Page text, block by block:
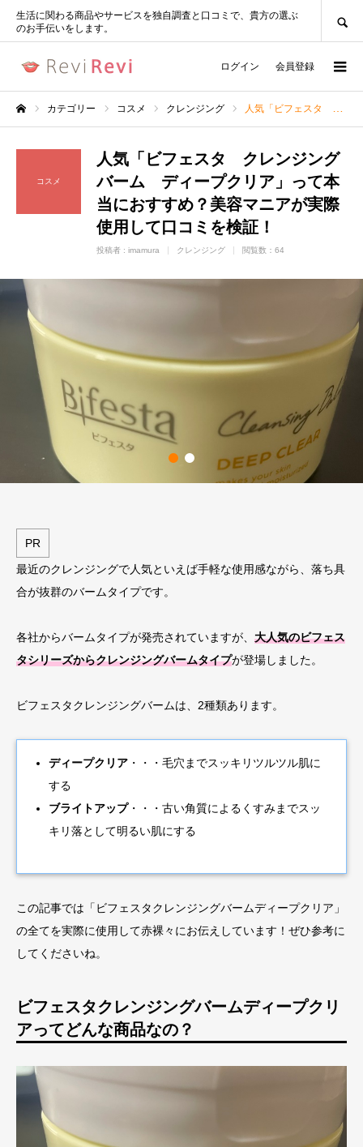
生活に関わる商品やサービスを独自調査と口コミで、貴方の選ぶ
のお手伝いをします。
ログイン 会員登録
カテゴリー コスメ クレンジング 人気「​ビフェスタ クレンジングバーム ディープクリア」って本当におすすめ？美容マニアが実際使用して口コミを検証！
コスメ
人気「​ビフェスタ クレンジング
バーム ディープクリア」って本
当におすすめ？美容マニアが実際
使用して口コミを検証！
投稿者 : imamura クレンジング 閲覧数：64
PR
最近のクレンジングで人気といえば手軽な使用感ながら、落ち具
合が抜群のバームタイプです。
各社からバームタイプが発売されていますが、 大人気のビフェス
タシリーズからクレンジングバームタイプが登場しました。
ビフェスタクレンジングバームは、2種類あります。
ディープクリア ・・・毛穴までスッキリツルツル肌に
する
ブライトアップ・・・古い角質によるくすみまでスッ
キリ落として明るい肌にする
この記事では「ビフェスタクレンジングバームディープクリア」
の全てを実際に使用して赤裸々にお伝えしています！ぜひ参考に
してくださいね。
ビフェスタクレンジングバームディープクリ
アってどんな商品なの？